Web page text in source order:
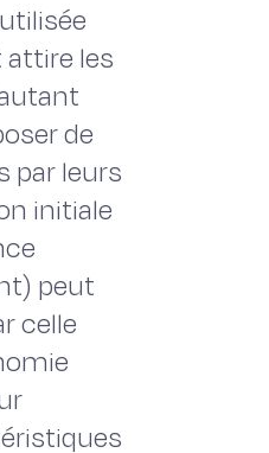
les
de
par leurs
initiale
peut
celle